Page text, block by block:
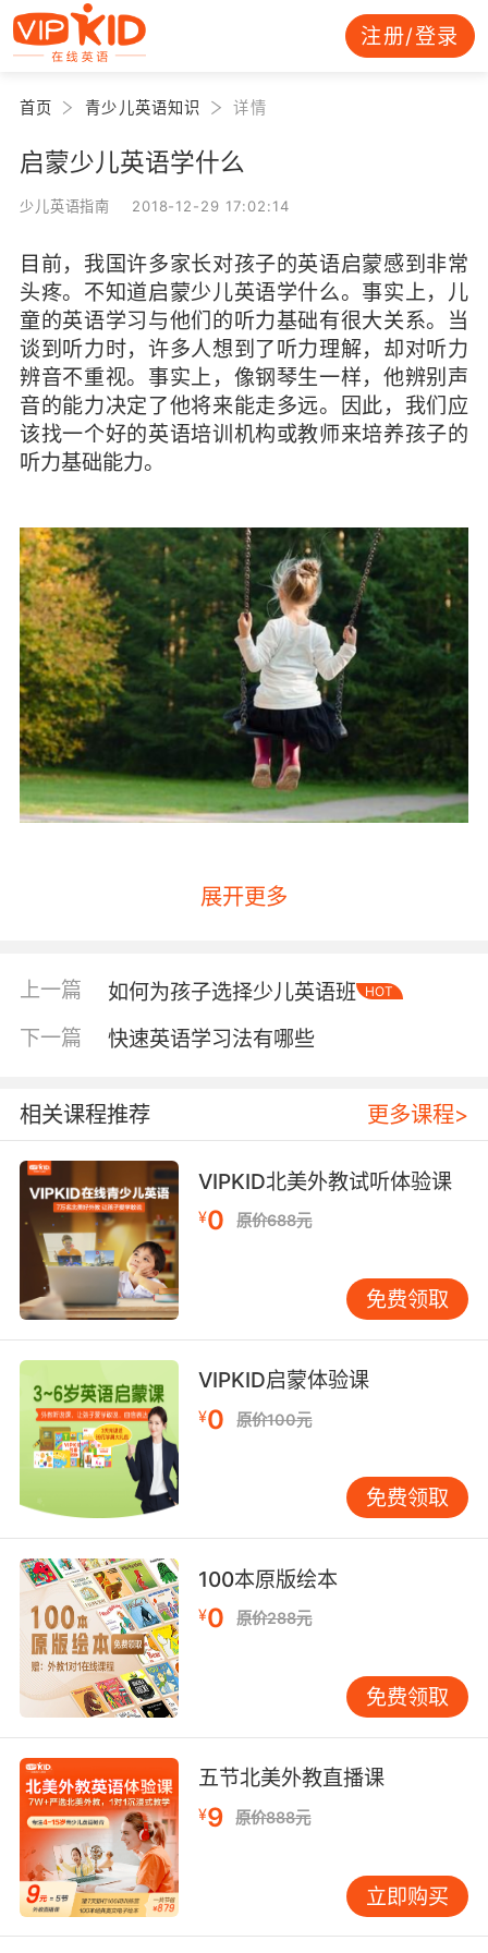
注册/登录
首页 青少儿英语知识 详情
启蒙少儿英语学什么
少儿英语指南 2018-12-29 17:02:14
目前，我国许多家长对孩子的英语启蒙感到非常
头疼。不知道启蒙少儿英语学什么。事实上，儿
童的英语学习与他们的听力基础有很大关系。当
谈到听力时，许多人想到了听力理解，却对听力
辨音不重视。事实上，像钢琴生一样，他辨别声
音的能力决定了他将来能走多远。因此，我们应
该找一个好的英语培训机构或教师来培养孩子的
听力基础能力。
实际上，听觉识别的过程可以理解为：当一个声
音信号通过耳朵传输到大脑后，大脑与已经存储
一张硬盘，如果要从硬盘中取出数据，必须首先
将各种声音信号加载到硬盘中。当然，人脑中语
是，没有引导就不会有输出，这一点是毋庸置疑
在学习英语的初期，孩子们必须有足够的时间去
听他们不理解的东西，尤其是韵律节奏。不应该
要求孩子在听童谣之前把所有的歌词和童谣都拆
开。当然同步进行动画片和绘本的情境对应以加
强理解也是必须的。否则，长时间的节奏训练会
影响他们的整体听力理解水平，甚至影响他们的
英语输出能力。这将直接影响到儿童英语学习的
后续发展。
在启蒙教育的早期，我认为当孩子们学习英语的
时候不应该过于教条。应该说，一段时间集中反
复引导可理解的同一素材，以达到对这种材料的
充分理解。由于汉语优势的缺乏，即使是年幼的
孩子也不需要理解一种语言中的另一种语言，因
此他们的英语听力理解发展路径更类似于汉语母
语。
启蒙少儿英语学什么？一般来说，从儿童的角度
来看，重复使用不同的资源可以减少厌烦感，提
高儿童对英语学习的兴趣。这比成人利用资源进
行重复学习更容易引起学习英语的兴趣。兴趣是
英语学习动力的保证，没有动力的英语启蒙对孩
子未来的发展弊大于利。
展开更多
上一篇 如何为孩子选择少儿英语班 HOT
下一篇 快速英语学习法有哪些
相关课程推荐 更多课程>
VIPKID北美外教试听体验课
¥0 原价688元
免费领取
VIPKID启蒙体验课
¥0 原价100元
免费领取
100本原版绘本
¥0 原价288元
免费领取
五节北美外教直播课
¥9 原价888元
立即购买